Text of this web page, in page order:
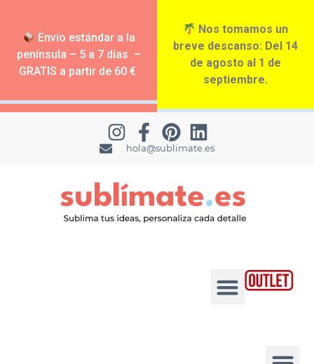
Envío estándar a la
península – 5 a 7 días –
GRATIS a partir de 60 €
Nos tomamos un
breve descanso: Del 14
de agosto al 1 de
septiembre.
hola@sublimate.es